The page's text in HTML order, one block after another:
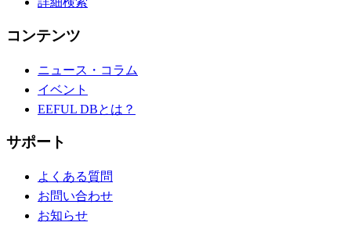
コンテンツ
ニュース・コラム
イベント
EEFUL DBとは？
サポート
よくある質問
お問い合わせ
お知らせ